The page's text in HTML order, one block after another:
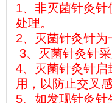
1、 非灭菌针灸针
处理。
2、 灭菌针灸针为
3、灭菌针灸针
4、 灭菌针灸针
用，以防止交叉
5、 如发现针灸针